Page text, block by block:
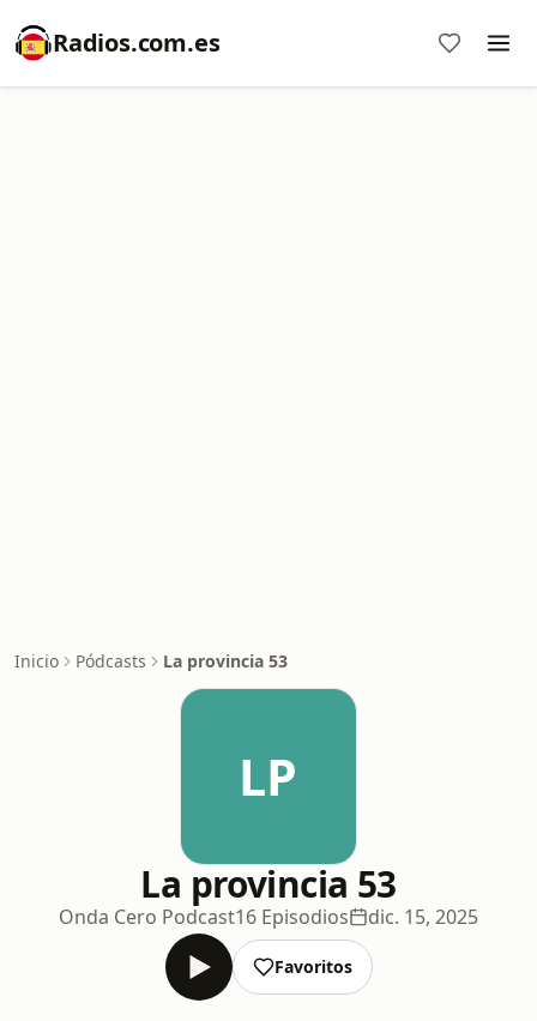
Radios.com.es
Inicio Pódcasts La provincia 53
LP
La provincia 53
Onda Cero Podcast16 Episodios dic. 15, 2025
Favoritos